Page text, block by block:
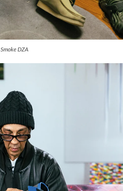
Smoke DZA